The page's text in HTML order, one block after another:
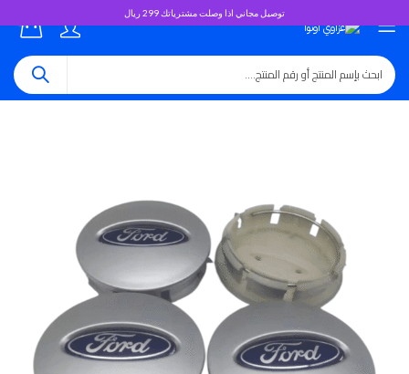
توصيل مجاني اذا وصلت مشترياتك 299 ريال